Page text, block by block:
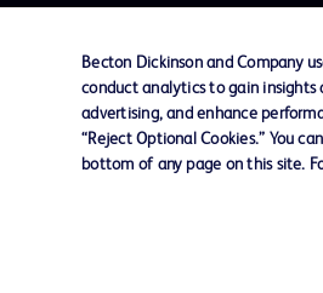
联系我们 Cookie 政策
© 2026 BD.
are
Becton Dickinson and Company
conduct analytics to gain insights
advertising, and enhance
“Reject Optional Cookies.” You
bottom of any page on this site.